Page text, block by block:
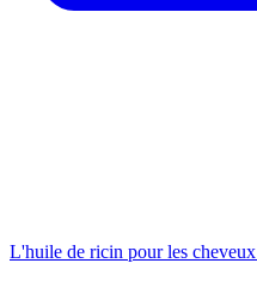
L'huile de ricin pour les cheveux